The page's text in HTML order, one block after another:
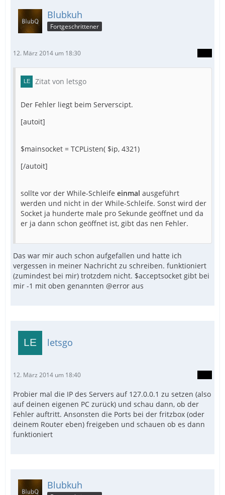
Blubkuh
Fortgeschrittener
12. März 2014 um 18:30
Zitat von letsgo
Der Fehler liegt beim Serverscipt.
[autoit]
$mainsocket = TCPListen( $ip, 4321)
[/autoit]
sollte vor der While-Schleife einmal ausgeführt
werden und nicht in der While-Schleife. Sonst wird der
Socket ja hunderte male pro Sekunde geöffnet und da
er ja dann schon geöffnet ist, gibt das nen Fehler.
Das war mir auch schon aufgefallen und hatte ich
vergessen in meiner Nachricht zu schreiben. funktioniert
(zumindest bei mir) trotzdem nicht. $acceptsocket gibt bei
mir -1 mit oben genannten @error aus
letsgo
12. März 2014 um 18:40
Probier mal die IP des Servers auf 127.0.0.1 zu setzen (also
auf deinen eigenen PC zurück) und schau dann, ob der
Fehler auftritt. Ansonsten die Ports bei der fritzbox (oder
deinem Router eben) freigeben und schauen ob es dann
funktioniert
Blubkuh